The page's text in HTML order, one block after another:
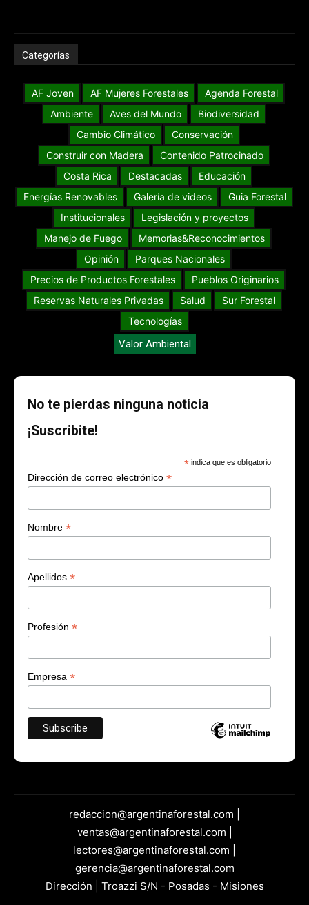
Categorías
AF Joven AF Mujeres Forestales
Agenda Forestal
Ambiente
Aves del Mundo
Biodiversidad
Cambio Climático
Conservación
Construir con Madera
Contenido Patrocinado
Costa Rica
Destacadas
Educación
Energías Renovables
Galería de videos
Guia Forestal
Institucionales
Legislación y proyectos
Manejo de Fuego
Memorias&Reconocimientos
Opinión
Parques Nacionales
Precios de Productos Forestales
Pueblos Originarios
Reservas Naturales Privadas
Salud
Sur Forestal
Tecnologías
Valor Ambiental
No te pierdas ninguna noticia
¡Suscribite!
* indica que es obligatorio
Dirección de correo electrónico *
Nombre *
Apellidos *
Profesión *
Empresa *
redaccion@argentinaforestal.com |
ventas@argentinaforestal.com |
lectores@argentinaforestal.com |
gerencia@argentinaforestal.com
Dirección | Troazzi S/N - Posadas - Misiones